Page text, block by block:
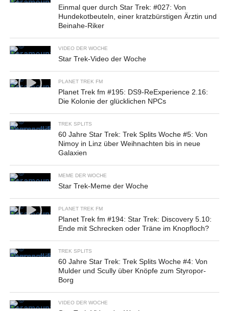
Einmal quer durch Star Trek: #027: Von
Hundekotbeuteln, einer kratzbürstigen Ärztin und
Beinahe-Riker
VIDEO DER WOCHE
Star Trek-Video der Woche
PLANET TREK FM
Planet Trek fm #195: DS9-ReExperience 2.16:
Die Kolonie der glücklichen NPCs
TREK SPLITS
60 Jahre Star Trek: Trek Splits Woche #5: Von
Nimoy in Linz über Weihnachten bis in neue
Galaxien
MEME DER WOCHE
Star Trek-Meme der Woche
PLANET TREK FM
Planet Trek fm #194: Star Trek: Discovery 5.10:
Ende mit Schrecken oder Träne im Knopfloch?
TREK SPLITS
60 Jahre Star Trek: Trek Splits Woche #4: Von
Mulder und Scully über Knöpfe zum Styropor-
Borg
VIDEO DER WOCHE